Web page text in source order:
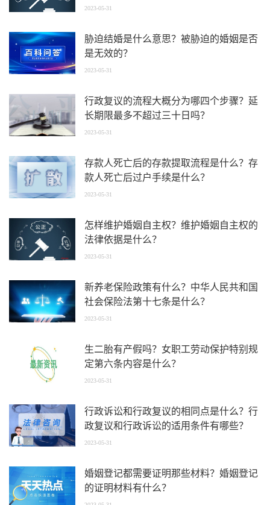
2023-05-31
胁迫结婚是什么意思？被胁迫的婚姻是否
是无效的？
2023-05-31
行政复议的流程大概分为哪四个步骤？延
长期限最多不超过三十日吗？
2023-05-31
存款人死亡后的存款提取流程是什么？存
款人死亡后过户手续是什么？
2023-05-31
怎样维护婚姻自主权？维护婚姻自主权的
法律依据是什么？
2023-05-31
新养老保险政策有什么？中华人民共和国
社会保险法第十七条是什么？
2023-05-31
生二胎有产假吗？女职工劳动保护特别规
定第六条内容是什么？
2023-05-31
行政诉讼和行政复议的相同点是什么？行
政复议和行政诉讼的适用条件有哪些？
2023-05-31
婚姻登记都需要证明那些材料？婚姻登记
的证明材料有什么？